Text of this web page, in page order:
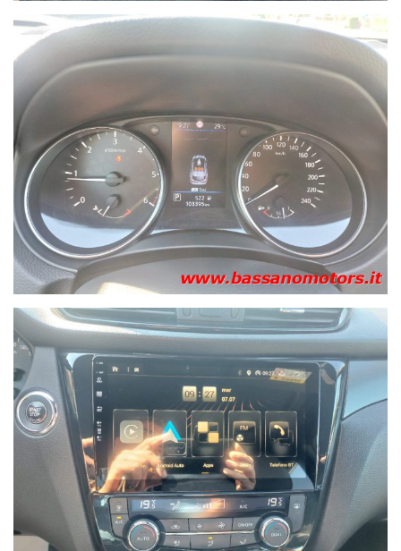
panoramico -Tetto panoramico
(con filtro UV) e tendina
parasole a regolazione elettrica - VDC (Vehicle Dynamics
Control) - Controllo elettronico della stabilità Vetri elettrici
anteriori posteriori - Vetri posteriori oscurati (privacy) -
Volante e pomello cambio in pelle - Volante regolabile in
altezza e profondità
Per informazioni : Paolo Tel 330 725356 – Nicola Tel 348
3047920 .
Nota Bene:
“La dotazione tecnica e gli accessori indicati nella presente
scheda potrebbero non coincidere con l’effettivo
equipaggiamento del veicolo, a causa della non uniformità dei
dati pubblicati dai diversi portali. Ci scusiamo per
l’inconveniente e Vi invitiamo a verificare la caratteristiche
dello specifico veicolo. Nuova Bassano Motors Srl. declina
ogni responsabilità per eventuali involontarie incongruenze,
che non rappresentano in alcun modo un impegno
contrattuale.“
Tutte le ns. offerte sul sito www.bassanomotors.it
Operiamo con immutato entusiasmo dal 1988.